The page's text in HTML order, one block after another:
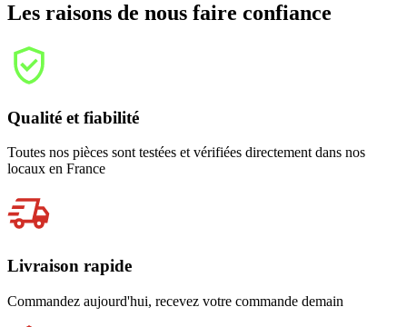
Les raisons de nous faire confiance
Qualité et fiabilité
Toutes nos pièces sont testées et vérifiées directement dans nos
locaux en France
Livraison rapide
Commandez aujourd'hui, recevez votre commande demain